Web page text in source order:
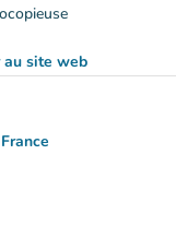
au site web
(nouvel onglet)
Maps)